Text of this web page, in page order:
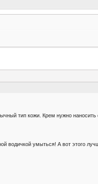
тип кожи. Крем нужно
умыться! А вот этого